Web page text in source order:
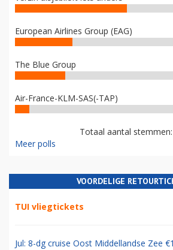
European Airlines Group (EAG)
The Blue Group
Air-France-KLM-SAS(-TAP)
Totaal aantal
Meer polls
VOORDELIGE
TUI vliegtickets
Jul: 8-dg cruise Oost Middellandse Zee